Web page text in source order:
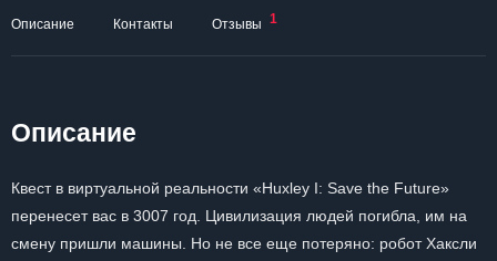
Описание Контакты Отзывы 1
Описание
Квест в виртуальной реальности «Huxley I: Save the Future»
перенесет вас в 3007 год. Цивилизация людей погибла, им на
смену пришли машины. Но не все еще потеряно: робот Хаксли